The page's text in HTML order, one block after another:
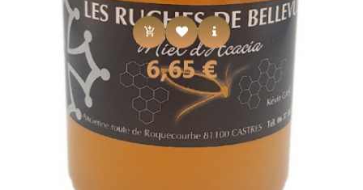
Prix
6,65 €